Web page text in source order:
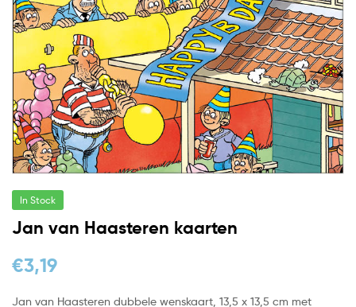
In Stock
Jan van Haasteren kaarten
€3,19
Jan van Haasteren dubbele wenskaart, 13,5 x 13,5 cm met